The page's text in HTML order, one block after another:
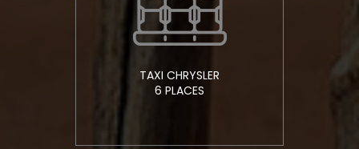
TAXI CHRYSLER
6 PLACES